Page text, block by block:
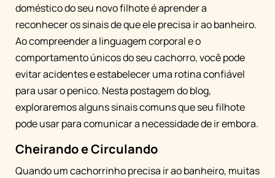
doméstico do seu novo filhote é aprender a
reconhecer os sinais de que ele precisa ir ao banheiro.
Ao compreender a linguagem corporal e o
comportamento únicos do seu cachorro, você pode
evitar acidentes e estabelecer uma rotina confiável
para usar o penico. Nesta postagem do blog,
exploraremos alguns sinais comuns que seu filhote
pode usar para comunicar a necessidade de ir embora.
Cheirando e Circulando
Quando um cachorrinho precisa ir ao banheiro, muitas